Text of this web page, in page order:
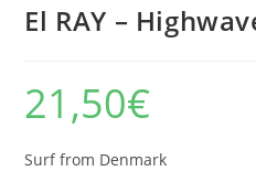
El RAY –
21,50€
Surf from Denmark